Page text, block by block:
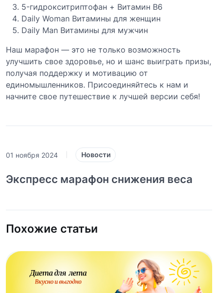
5-гидрокситриптофан + Витамин B6
Daily Woman Витамины для женщин
Daily Man Витамины для мужчин
Наш марафон — это не только возможность
улучшить свое здоровье, но и шанс выиграть призы,
получая поддержку и мотивацию от
единомышленников. Присоединяйтесь к нам и
начните свое путешествие к лучшей версии себя!
01 ноября 2024 Новости
Экспресс марафон снижения веса
Похожие статьи